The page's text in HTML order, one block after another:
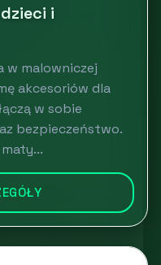
i
w malowniczej
akcesoriów dla
w sobie
bezpieczeństwo.